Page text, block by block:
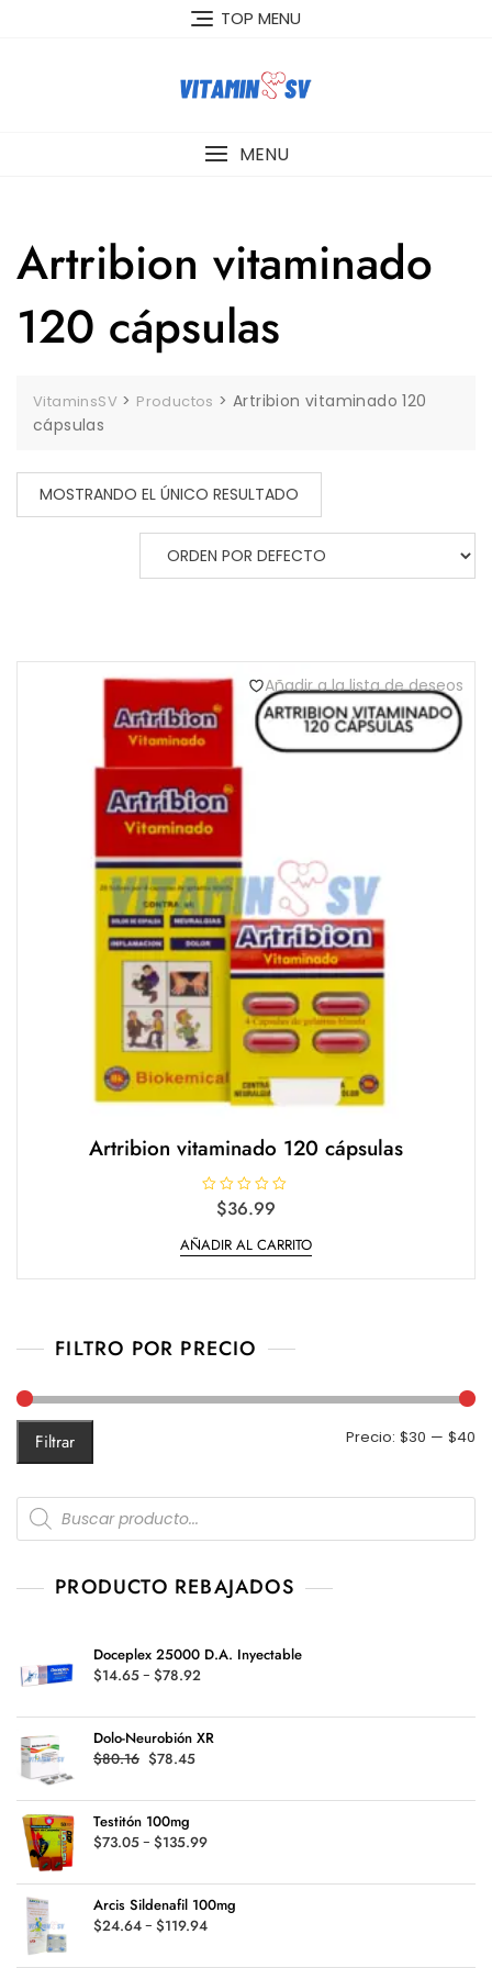
TOP MENU
MENU
Artribion vitaminado
120 cápsulas
VitaminsSV > Productos >Artribion vitaminado 120
cápsulas
MOSTRANDO EL ÚNICO RESULTADO
Añadir a la lista de deseos
Artribion vitaminado 120 cápsulas
o
r
d
d
$36.99
AÑADIR AL CARRITO
FILTRO POR PRECIO
Filtrar Precio: $30 — $40
Products
search
PRODUCTO REBAJADOS
Doceplex 25000 D.A. Inyectable
$14.65- $78.92Rango
precios:
desde
$78.92
Dolo-Neurobión XR
$80.16 Original
was:
$80.16.
$78.45
is:
Testitón 100mg
$73.05- $135.99Rango
precios:
desde
$73.05
Arcis Sildenafil 100mg
$24.64- $119.94Rango